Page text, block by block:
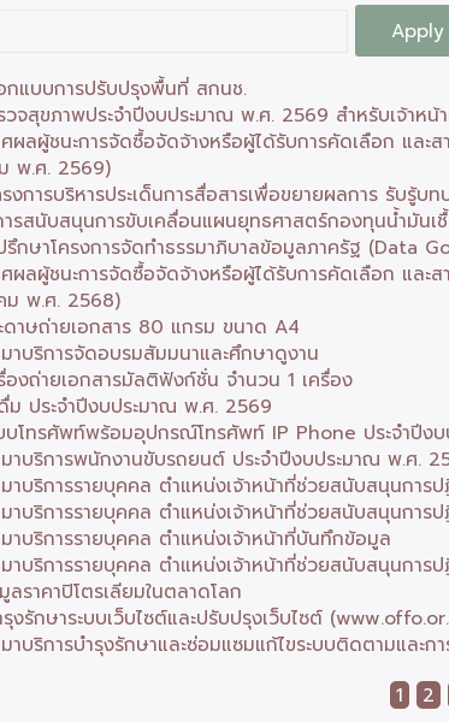
กแบบการปรับปรุงพื้นที่ สกนช.
วจสุขภาพประจำปีงบประมาณ พ.ศ. 2569 สำหรับเจ้าห
ศผลผู้ชนะการจัดซื้อจัดจ้างหรือผู้ได้รับการคัดเลือก แ
พ.ศ. 2569)
รงการบริหารประเด็นการสื่อสารเพื่อขยายผลการ รับรู้
ารสนับสนุนการขับเคลื่อนแผนยุทธศาสตร์กองทุนน้ำมัน
รึกษาโครงการจัดทำธรรมาภิบาลข้อมูลภาครัฐ (Data
ศผลผู้ชนะการจัดซื้อจัดจ้างหรือผู้ได้รับการคัดเลือก แ
ม พ.ศ. 2568)
ดาษถ่ายเอกสาร 80 แกรม ขนาด A4
มาบริการจัดอบรมสัมมนาและศึกษาดูงาน
รื่องถ่ายเอกสารมัลติฟังก์ชั่น จำนวน 1 เครื่อง
ม ประจำปีงบประมาณ พ.ศ. 2569
บบโทรศัพท์พร้อมอุปกรณ์โทรศัพท์ IP Phone ประจำปีง
มาบริการพนักงานขับรถยนต์ ประจำปีงบประมาณ พ.ศ.
มาบริการรายบุคคล ตำแหน่งเจ้าหน้าที่ช่วยสนับสนุนกา
มาบริการรายบุคคล ตำแหน่งเจ้าหน้าที่ช่วยสนับสนุนการ
มาบริการรายบุคคล ตำแหน่งเจ้าหน้าที่บันทึกข้อมูล
มาบริการรายบุคคล ตำแหน่งเจ้าหน้าที่ช่วยสนับสนุนการป
ลราคาปิโตรเลียมในตลาดโลก
รุงรักษาระบบเว็บไซต์และปรับปรุงเว็บไซต์
มาบริการบำรุงรักษาและซ่อมแซมแก้ไขระบบติดตามแล
1 2